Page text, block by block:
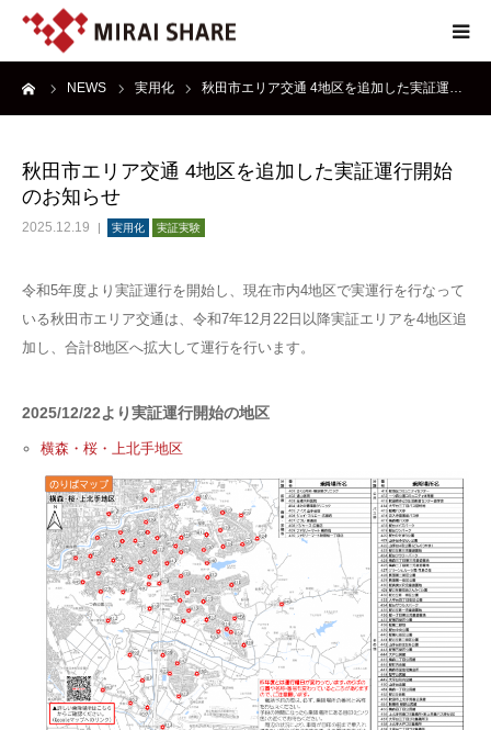
NEWS 実用化 秋田市エリア交通 4地区を追加した実証運…
秋田市エリア交通 4地区を追加した実証運行開始
のお知らせ
2025.12.19 実用化 実証実験
令和5年度より実証運行を開始し、現在市内4地区で実運行を行なって
いる秋田市エリア交通は、令和7年12月22日以降実証エリアを4地区追
加し、合計8地区へ拡大して運行を行います。
2025/12/22より実証運行開始の地区
横森・桜・上北手地区
NEWS
SERVICE
REPORT
ABOUT